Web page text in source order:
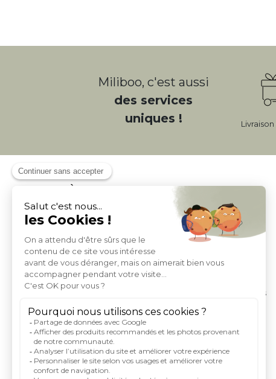
Miliboo, c'est aussi
des services
uniques !
Livraison
À PROPOS DE MILIBOO
Qui sommes nous et nos engagements
Moyens de paiement
Livraison
Conditions générales de Vente
Politique de protection des données personnelles
Conditions générales d'utilisation du site
Droits informatique et libertés
Carte de fidelite et parrainage
Rejoignez-nous
Index égalité femme homme